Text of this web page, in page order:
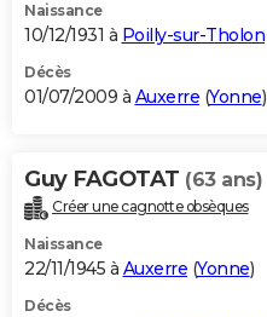
Naissance
10/12/1931 à Poilly-sur-Tholon
Décès
01/07/2009 à Auxerre (Yonne)
Guy FAGOTAT (63 ans)
Créer une cagnotte obsèques
Naissance
22/11/1945 à Auxerre (Yonne)
Décès